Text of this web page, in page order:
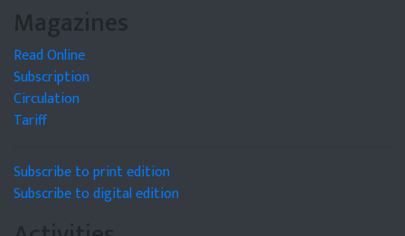
Magazines
Read Online
Subscription
Circulation
Tariff
Subscribe to print edition
Subscribe to digital edition